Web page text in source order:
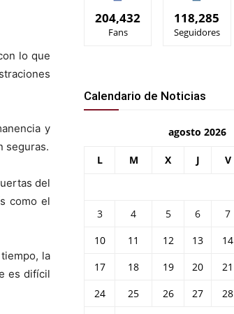
lo que
y
seguras.
del
como el
la
es difícil
204,432
Fans
118,285
Seguidores
Calendario de Noticias
agosto 2026
L M X J V
3
4 5 6 7
10
11 12 13 14
17
18 19 20 21
24
25 26 27 28